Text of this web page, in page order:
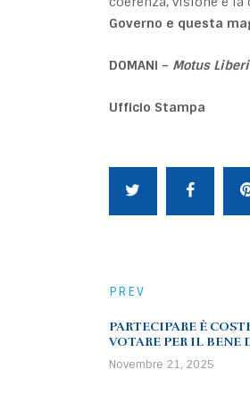
Governo e questa
DOMANI – Motus Liberi
Ufficio Stampa
PREV
PARTECIPARE È
VOTARE PER IL
Novembre 21, 2025